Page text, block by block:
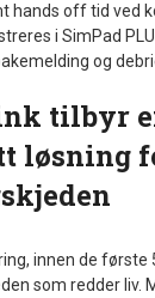
hands off tid ved
i SimPad
og
tilbyr
løsning
innen de første
som redder liv.